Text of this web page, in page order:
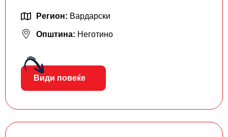
Регион: Вардарски
Општина: Неготино
Види повеќе